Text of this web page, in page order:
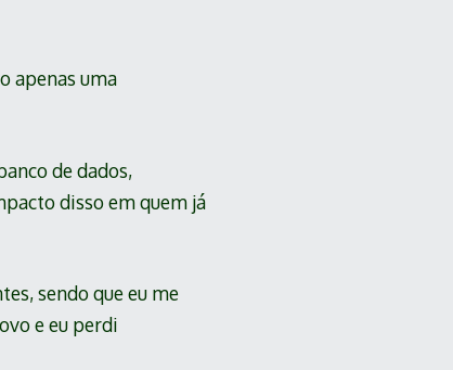
apenas uma
de dados,
disso em quem já
sendo que eu me
e eu perdi